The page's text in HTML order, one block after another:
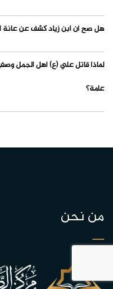
هل صح أن ابن زياد كشف عن عانة
لماذا قاتل علي (ع) أهل الجمل
عامة؟
من نحن